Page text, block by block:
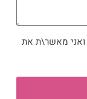
ואני מאשר\ת את